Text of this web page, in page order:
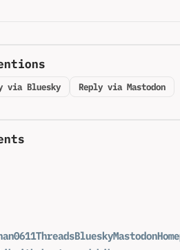
via Bluesky Reply via Mastodon
ThreadsBlueskyMastodon